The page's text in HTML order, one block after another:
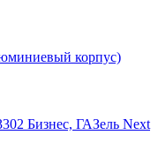
корпус)
Бизнес, ГАЗель Next